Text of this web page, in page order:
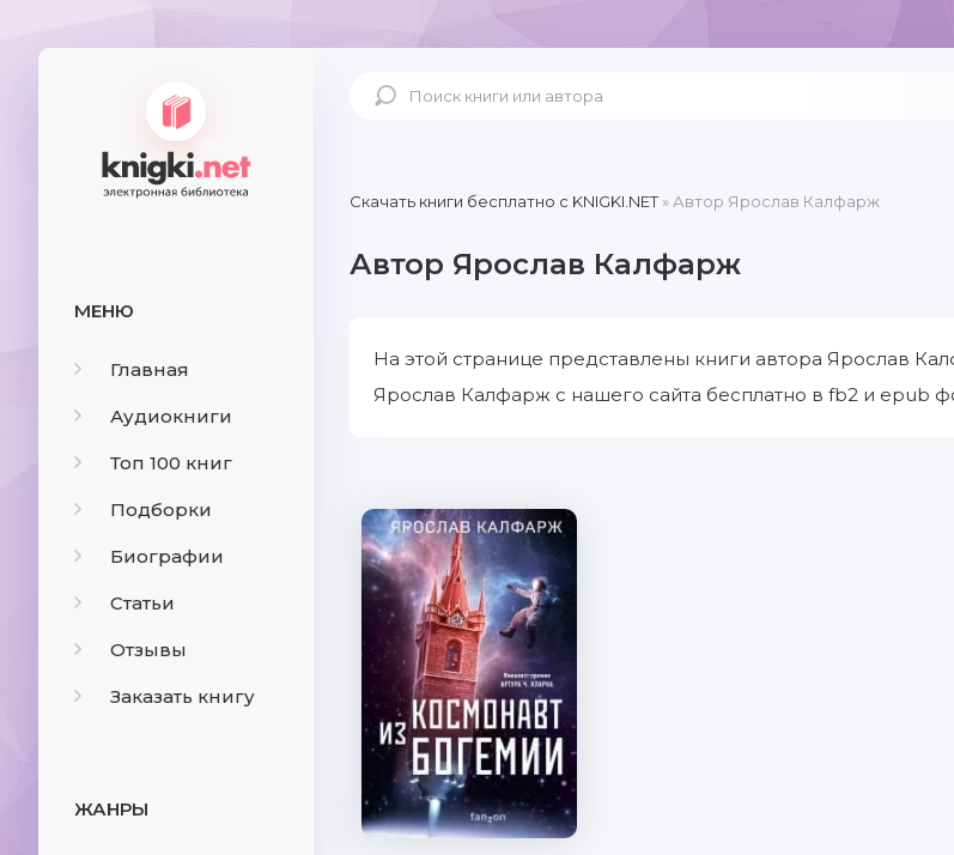
МЕНЮ
Главная
Аудиокниги
Топ 100 книг
Подборки
Биографии
Статьи
Отзывы
Заказать книгу
ЖАНРЫ
Скачать книги бесплатно c KNIGKI.NET» Автор Ярослав Калфарж
Автор Ярослав Калфарж
На этой странице представлены книги автора Ярослав
Ярослав Калфарж с нашего сайта бесплатно в fb2 и epub